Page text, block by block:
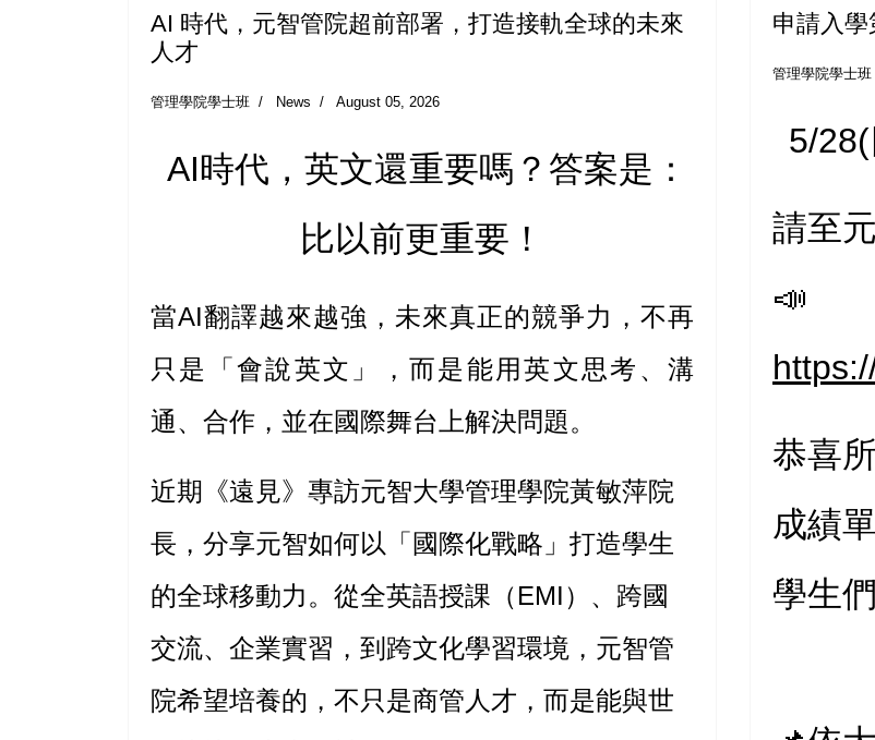
AI 時代，元智管院超前部署，打造接軌全球的未來
人才
管理學院學士班 News August 05, 2026
AI時代，英文還重要嗎？答案是：
比以前更重要！
當AI翻譯越來越強，未來真正的競爭力，不再
只是「會說英文」，而是能用英文思考、溝
通、合作，並在國際舞台上解決問題。
近期《遠見》專訪元智大學管理學院黃敏萍院
長，分享元智如何以「國際化戰略」打造學生
的全球移動力。從全英語授課（EMI）、跨國
交流、企業實習，到跨文化學習環境，元智管
院希望培養的，不只是商管人才，而是能與世
申請入
管理學院學士班
5/
請至
📣
恭喜
成績
學生